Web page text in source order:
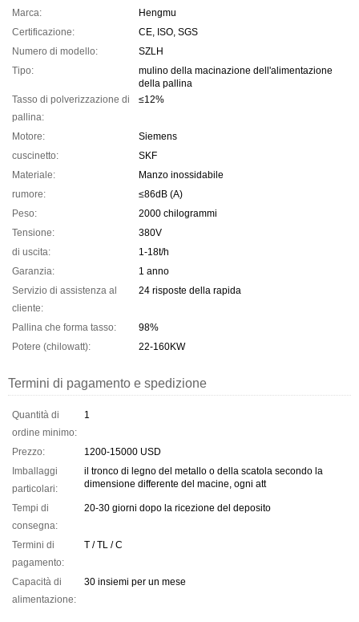
Marca:
Hengmu
Certificazione:
CE, ISO, SGS
Numero di modello:
SZLH
Tipo:
mulino della macinazione dell'alimentazione
della pallina
Tasso di polverizzazione di
pallina:
≤12%
Motore:
Siemens
cuscinetto:
SKF
Materiale:
Manzo inossidabile
rumore:
≤86dB (A)
Peso:
2000 chilogrammi
Tensione:
380V
di uscita:
1-18t/h
Garanzia:
1 anno
Servizio di assistenza al
cliente:
24 risposte della rapida
Pallina che forma tasso:
98%
Potere (chilowatt):
22-160KW
Termini di pagamento e spedizione
Quantità di
ordine minimo:
1
Prezzo:
1200-15000 USD
Imballaggi
particolari:
il tronco di legno del metallo o della scatola secondo la
dimensione differente del macine, ogni att
Tempi di
consegna:
20-30 giorni dopo la ricezione del deposito
Termini di
pagamento:
T / TL / C
Capacità di
alimentazione:
30 insiemi per un mese